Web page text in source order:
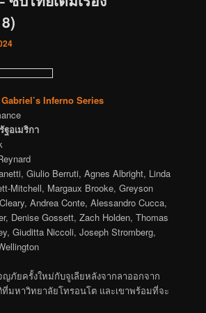
Inferno Series
อเมริกา
Giulio Berruti, Agnes Albright, Linda
Mitchell, Margaux Brooke, Greyson
Andrea Conte, Alessandro Cucca,
Denise Gossett, Zach Holden, Thomas
Giuditta Niccoli, Joseph Stromberg,
ญภัยครั้งใหม่กับจูเลียหลังจากลาออกจาก
ที่มหาวิทยาลัยโทรอนโต และเขาพร้อมที่จะ